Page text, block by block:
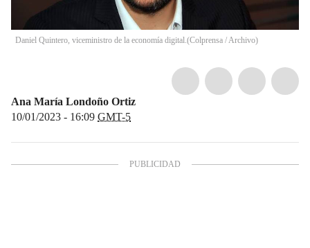
Daniel Quintero, viceministro de la economía digital.(Colprensa / Archivo)
Ana María Londoño Ortiz
10/01/2023 - 16:09 GMT-5